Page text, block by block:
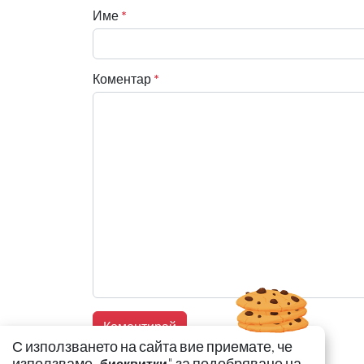
Име *
Коментар *
С използването на сайта вие приемате, че